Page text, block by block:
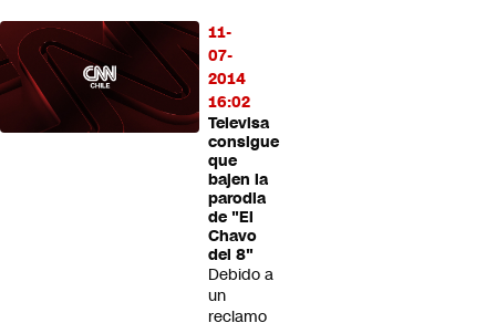
11-
07-
2014
16:02
Televisa
consigue
que
bajen la
parodia
de "El
Chavo
del 8"
Debido a
un
reclamo